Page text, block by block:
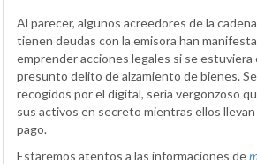
Al parecer, algunos acreedores de la
tienen deudas con la emisora han
emprender acciones legales si se
presunto delito de alzamiento de bienes.
recogidos por el digital, sería vergonzoso
sus activos en secreto mientras ellos
pago.
Estaremos atentos a las informaciones de